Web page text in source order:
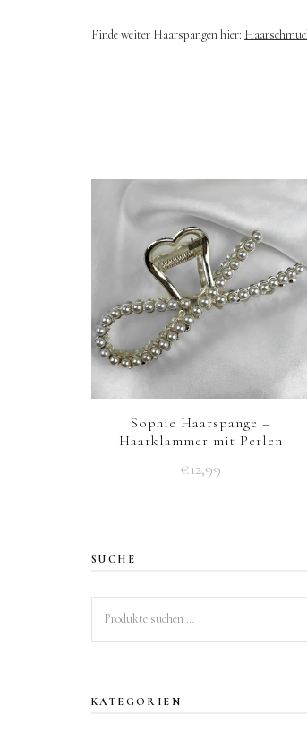
Finde weiter Haarspangen hier:
Sophie Haarspange –
Haarklammer mit Perlen
€12,99
SUCHE
Suchen
KATEGORIEN